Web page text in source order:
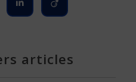
articles